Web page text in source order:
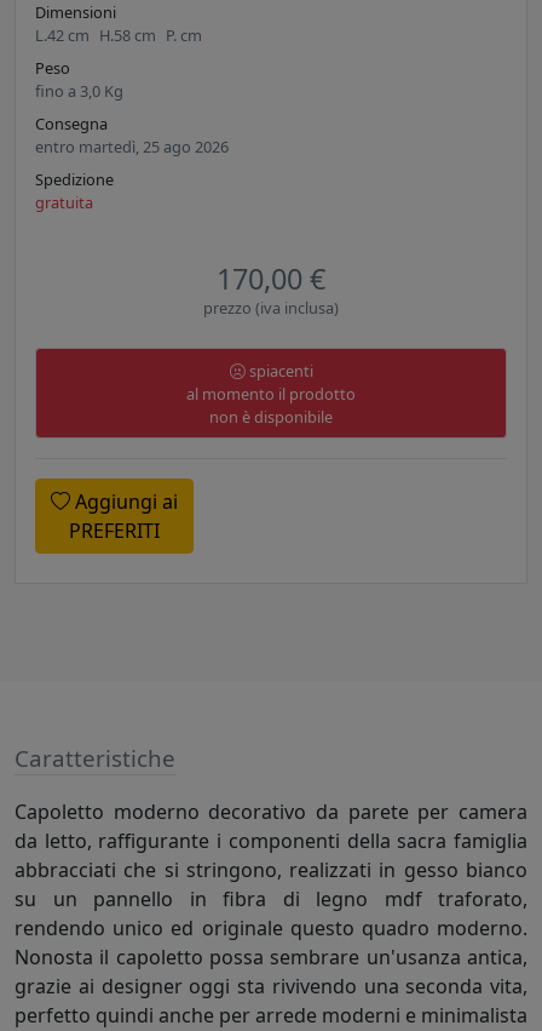
Dimensioni
L.42 cm H.58 cm P. cm
Peso
fino a 3,0 Kg
Consegna
entro martedì, 25 ago 2026
Spedizione
gratuita
170,00 €
prezzo (iva inclusa)
spiacenti
al momento il prodotto
non è disponibile
Aggiungi ai
PREFERITI
Caratteristiche
Capoletto moderno decorativo da parete per camera
da letto, raffigurante i componenti della sacra famiglia
abbracciati che si stringono, realizzati in gesso bianco
su un pannello in fibra di legno mdf traforato,
rendendo unico ed originale questo quadro moderno.
Nonosta il capoletto possa sembrare un'usanza antica,
grazie ai designer oggi sta rivivendo una seconda vita,
perfetto quindi anche per arrede moderni e minimalista